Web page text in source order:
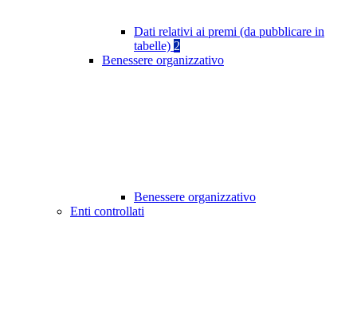
Dati relativi ai premi (da pubblicare in
tabelle) 2
Benessere organizzativo
Benessere organizzativo
Enti controllati